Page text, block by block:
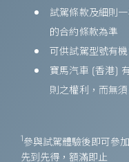
試駕條款及細則
的合約條款為準
可供試駕型號有
寶馬汽車 (香港)
則之權利，而無
1參與試駕體驗後即可參
先到先得，額滿即止